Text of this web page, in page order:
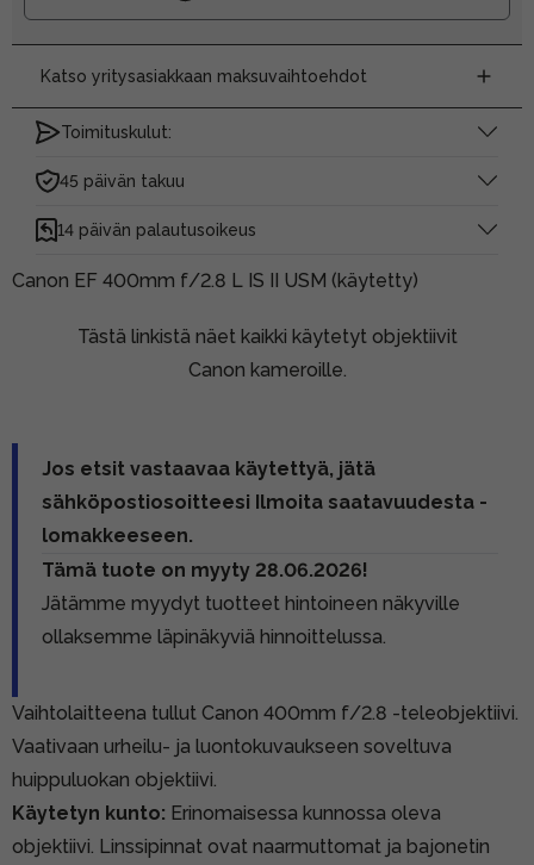
Katso yritysasiakkaan maksuvaihtoehdot
Toimituskulut:
45 päivän takuu
14 päivän palautusoikeus
Canon EF 400mm f/2.8 L IS II USM (käytetty)
Tästä linkistä näet kaikki käytetyt objektiivit
Canon kameroille.
Jos etsit vastaavaa käytettyä, jätä
sähköpostiosoitteesi Ilmoita saatavuudesta -
lomakkeeseen.
Tämä tuote on myyty 28.06.2026!
Jätämme myydyt tuotteet hintoineen näkyville
ollaksemme läpinäkyviä hinnoittelussa.
Vaihtolaitteena tullut Canon 400mm f/2.8 -teleobjektiivi.
Vaativaan urheilu- ja luontokuvaukseen soveltuva
huippuluokan objektiivi.
Käytetyn kunto: Erinomaisessa kunnossa oleva
objektiivi. Linssipinnat ovat naarmuttomat ja bajonetin